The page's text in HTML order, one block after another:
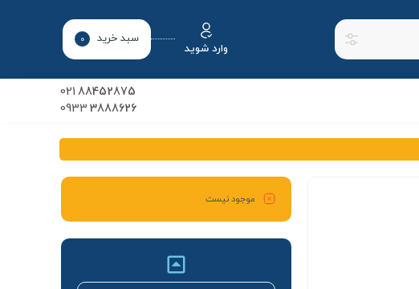
وارد شوید
سبد خرید 0
88452875
021
3888626
0933
موجود نیست